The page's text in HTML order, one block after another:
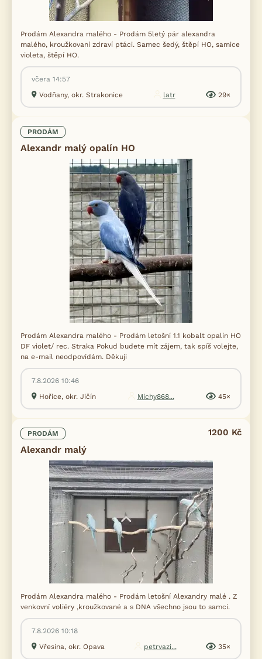
Prodám Alexandra malého - Prodám 5letý pár alexandra
malého, kroužkovaní zdraví ptáci. Samec šedý, štěpí HO, samice
violeta, štěpí HO.
včera 14:57
Vodňany, okr. Strakonice
latr 29×
PRODÁM
Alexandr malý opalín HO
Prodám Alexandra malého - Prodám letošní 1.1 kobalt opalín HO
DF violet/ rec. Straka Pokud budete mít zájem, tak spíš volejte,
na e-mail neodpovídám. Děkuji
7.8.2026 10:46
Hořice, okr. Jičín
Michy868... 45×
PRODÁM
Alexandr malý
1200 Kč
Prodám Alexandra malého - Prodám letošní Alexandry malé . Z
venkovní voliéry ,kroužkované a s DNA všechno jsou to samci.
7.8.2026 10:18
Vřesina, okr. Opava
petrvazi... 35×